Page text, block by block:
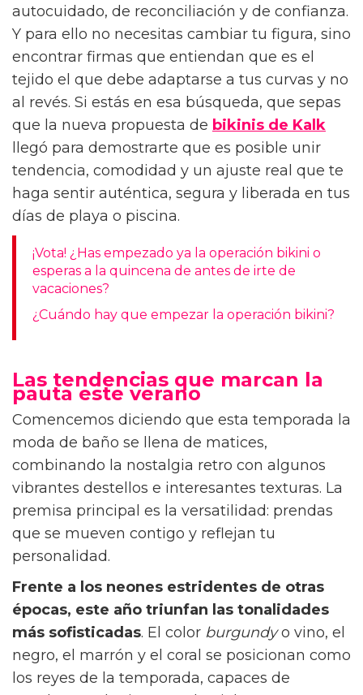
Así que comprarlo debe ser un acto de
autocuidado, de reconciliación y de confianza.
Y para ello no necesitas cambiar tu figura, sino
encontrar firmas que entiendan que es el
tejido el que debe adaptarse a tus curvas y no
al revés. Si estás en esa búsqueda, que sepas
que la nueva propuesta de bikinis de Kalk
llegó para demostrarte que es posible unir
tendencia, comodidad y un ajuste real que te
haga sentir auténtica, segura y liberada en tus
días de playa o piscina.
¡Vota! ¿Has empezado ya la operación bikini o
esperas a la quincena de antes de irte de
vacaciones?
Las tendencias que marcan la
pauta este verano
Comencemos diciendo que esta temporada la
moda de baño se llena de matices,
combinando la nostalgia retro con algunos
vibrantes destellos e interesantes texturas. La
premisa principal es la versatilidad: prendas
que se mueven contigo y reflejan tu
personalidad.
Frente a los neones estridentes de otras
épocas, este año triunfan las tonalidades
más sofisticadas. El color burgundyo vino, el
negro, el marrón y el coral se posicionan como